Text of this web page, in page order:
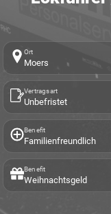
Ort
Moers
Vertragsart
Unbefristet
Benefit
Familienfreundlich
Benefit
Weihnachtsgeld